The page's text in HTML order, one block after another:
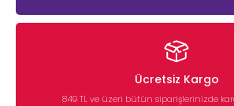
Ücretsiz Kargo
849 TL ve üzeri bütün siparişlerinizde